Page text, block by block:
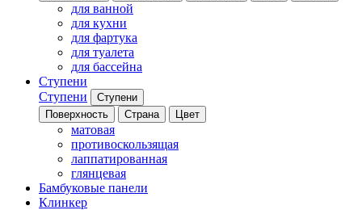
для ванной
для кухни
для фартука
для туалета
для бассейна
Ступени
Ступени
Ступени
Поверхность
Страна Цвет
матовая
противоскользящая
лаппатированная
глянцевая
Бамбуковые панели
Клинкер